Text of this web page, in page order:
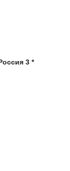
3 *